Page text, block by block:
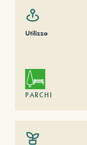
Utilizzo
PARCHI